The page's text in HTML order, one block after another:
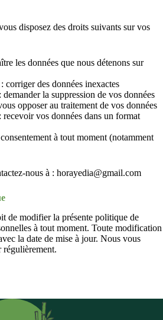
disposez des droits suivants sur vos
les données que nous détenons sur
des données inexactes
la suppression de vos données
opposer au traitement de vos données
vos données dans un format
à tout moment (notamment
nous à : horayedia@gmail.com
de modifier la présente politique de
à tout moment. Toute modification
la date de mise à jour. Nous vous
régulièrement.